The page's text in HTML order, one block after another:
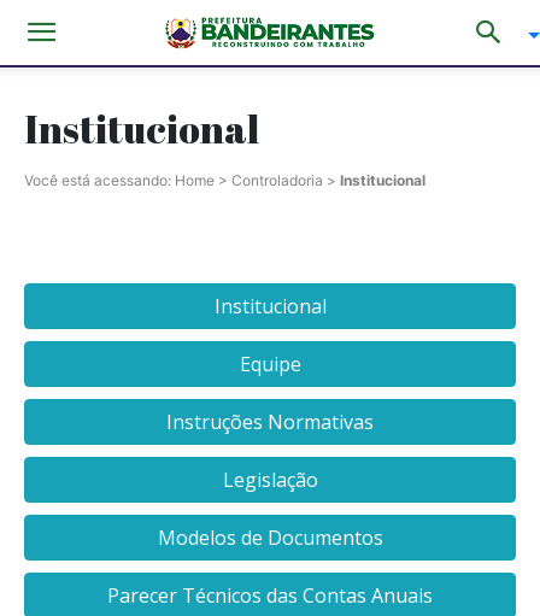
Institucional
Você está acessando: Home > Controladoria > Institucional
Institucional
Equipe
Instruções Normativas
Legislação
Modelos de Documentos
Parecer Técnicos das Contas Anuais